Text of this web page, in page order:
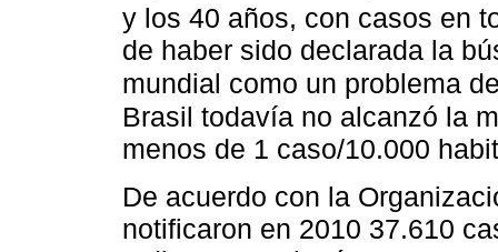
y los 40 años, con casos en
de haber sido declarada la
mundial como un problema
Brasil todavía no alcanzó la
menos de 1 caso/10.000
De acuerdo con la
notificaron en 2010 37.610